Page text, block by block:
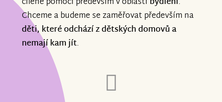
Chceme a budeme se zaměřovat především na
děti, které odchází z dětských domovů a
nemají kam jít.